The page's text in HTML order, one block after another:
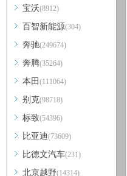
宝沃(8912)
百智新能源(304)
奔驰(249674)
奔腾(35264)
本田 (111064)
别克(98718)
标致(54396)
比亚迪(73609)
比德文汽车(231)
北京越野(14314)